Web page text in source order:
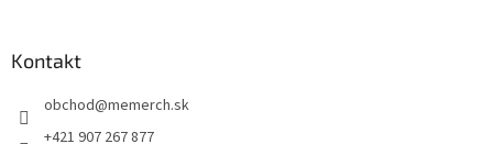
Kontakt
obchod@memerch.sk
+421 907 267 877